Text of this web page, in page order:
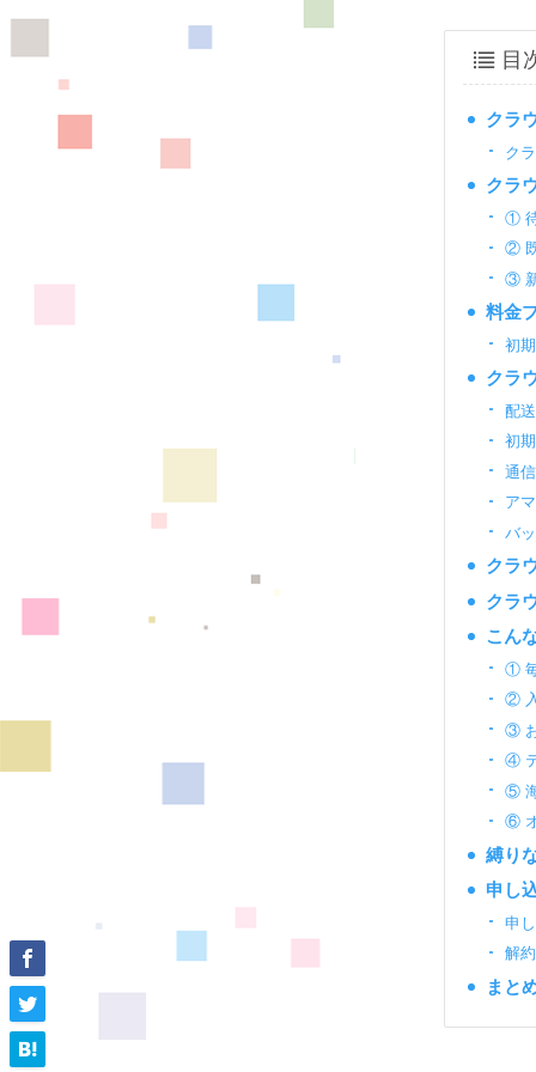
目
クラ
ク
クラ
①
②
③
料金
初
クラ
配
初
通
ア
バ
クラ
クラ
こん
①
②
③
④
⑤
⑥
縛り
申し
申
解
まと